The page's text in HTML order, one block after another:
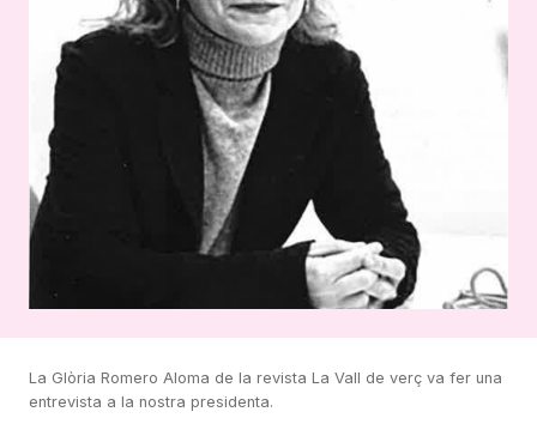
La Glòria Romero Aloma de la revista La Vall de verç va fer una
entrevista a la nostra presidenta.